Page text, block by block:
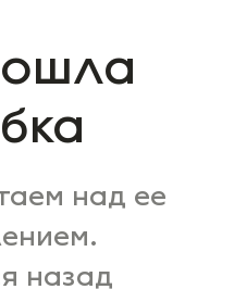
над ее
назад